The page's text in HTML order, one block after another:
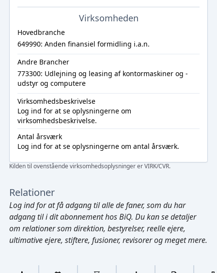
Cmd/Ctrl + K
Virksomheden
Hovedbranche
649990: Anden finansiel formidling i.a.n.
Andre Brancher
773300: Udlejning og leasing af kontormaskiner og -
udstyr og computere
Virksomhedsbeskrivelse
Log ind for at se oplysningerne om
virksomhedsbeskrivelse.
Antal årsværk
Log ind for at se oplysningerne om antal årsværk.
Kilden til ovenstående virksomhedsoplysninger er VIRK/CVR.
Relationer
Log indfor at få adgang til alle de faner, som du har
adgang til i dit abonnement hos BiQ. Du kan se detaljer
om relationer som direktion, bestyrelser, reelle ejere,
ultimative ejere, stiftere, fusioner, revisorer og meget mere.